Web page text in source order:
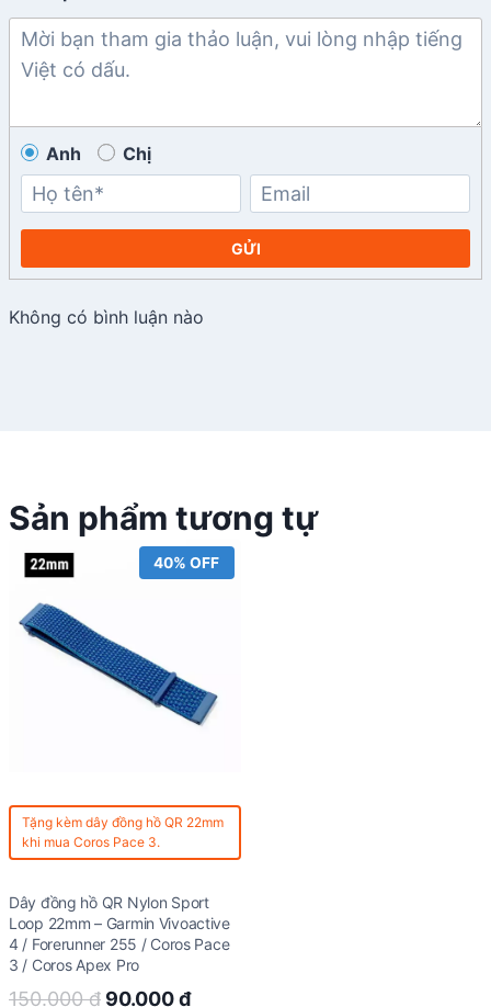
Anh Chị
GỬI
Không có bình luận nào
Sản phẩm tương tự
40% OFF
Tặng kèm dây đồng hồ QR 22mm
khi mua Coros Pace 3.
Dây đồng hồ QR Nylon Sport
Loop 22mm – Garmin Vivoactive
4 / Forerunner 255 / Coros Pace
3 / Coros Apex Pro
150.000₫ Original
90.000₫Current